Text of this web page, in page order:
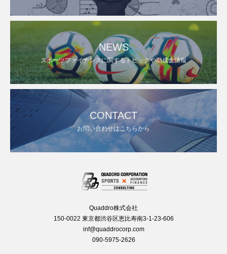
NEWS
スポーツファイナンスに関するトピックや助成金情報
CONTACT
お問い合わせはこちらから
Quaddro株式会社
150-0022 東京都渋谷区恵比寿南3-1-23-606
inf@quaddrocorp.com
090-5975-2626